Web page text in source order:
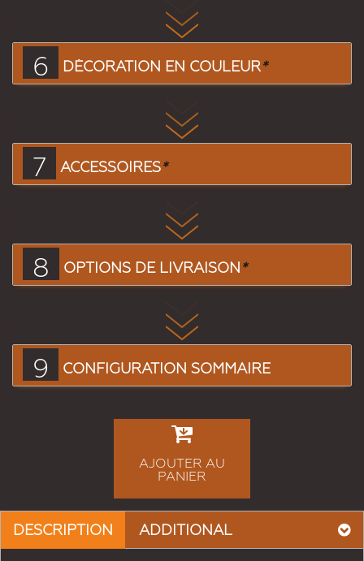
6 DÉCORATION EN COULEUR*
7 ACCESSOIRES*
8 OPTIONS DE LIVRAISON*
9 CONFIGURATION SOMMAIRE
AJOUTER AU
PANIER
DESCRIPTION ADDITIONAL